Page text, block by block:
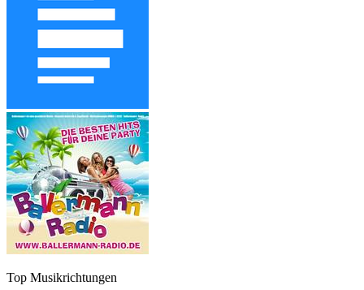
Top Musikrichtungen